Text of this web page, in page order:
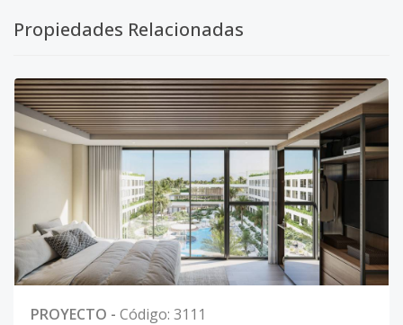
Propiedades Relacionadas
PROYECTO - Código: 3111